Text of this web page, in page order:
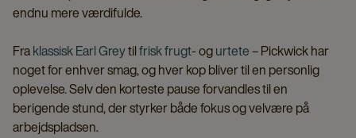
endnu mere værdifulde.
Fraklassisk Earl Greytilfrisk frugt- ogurtete– Pickwick har
noget for enhver smag, og hver kop bliver til en personlig
oplevelse. Selv den korteste pause forvandles til en
berigende stund, der styrker både fokus og velvære på
arbejdspladsen.